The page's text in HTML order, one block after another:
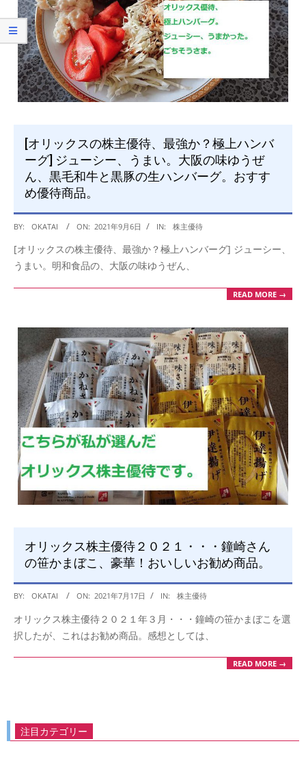
[オリックスの株主優待、最強か？極上ハンバ
ーグ] ジューシー、うまい。大阪の味ゆうぜ
ん、黒毛和牛と黒豚の生ハンバーグ。おすす
め優待商品。
2021-
06
BY: OKATAI ON: 2021年9月6日 IN: 株主優待
[オリックスの株主優待、最強か？極上ハンバーグ] ジューシー、
うまい。明和食品の、大阪の味ゆうぜん、
READ MORE →
オリックス株主優待２０２１・・・鐘崎さん
の笹かまぼこ、豪華！おいしいお勧め商品。
2021-
17
BY: OKATAI ON: 2021年7月17日 IN: 株主優待
オリックス株主優待２０２１年３月・・・鐘崎の笹かまぼこを選
択したが、これはお勧め商品。感想としては、
READ MORE →
注目カテゴリー